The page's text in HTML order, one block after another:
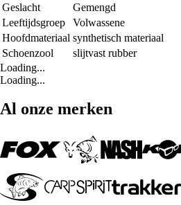
Geslacht
Gemengd
Leeftijdsgroep
Volwassene
Hoofdmateriaal synthetisch materiaal
Schoenzool
slijtvast rubber
Loading...
Loading...
Al onze merken